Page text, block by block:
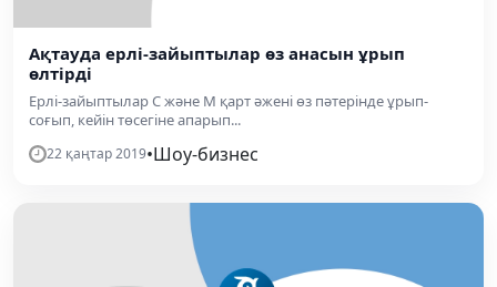
Ақтауда ерлі-зайыптылар өз анасын ұрып
өлтірді
Ерлі-зайыптылар С және М қарт әжені өз пәтерінде ұрып-
соғып, кейін төсегіне апарып...
22 қаңтар 2019•Шоу-бизнес